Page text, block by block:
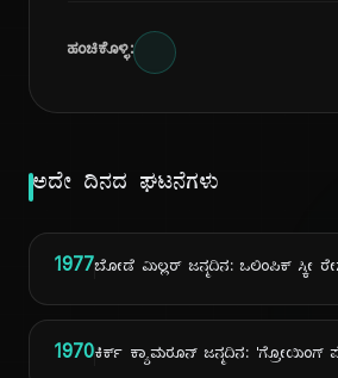
ಹಂಚಿಕೊಳ್ಳಿ:
ಅದೇ ದಿನದ ಘಟನೆಗಳು
1977ಬೋಡೆ ಮಿಲ್ಲರ್ ಜನ್ಮದಿನ: ಒಲಿಂಪಿಕ್ ಸ್ಕೀ
1970ಕಿರ್ಕ್ ಕ್ಯಾಮರೂನ್ ಜನ್ಮದಿನ: 'ಗ್ರೋಯಿಂಗ್